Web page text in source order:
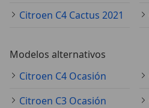
Citroen C4 Cactus 2021
Modelos alternativos
Citroen C4 Ocasión
Citroen C3 Ocasión